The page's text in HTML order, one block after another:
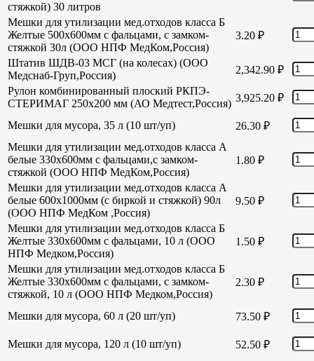
стяжкой) 30 литров
Мешки для утилизации мед.отходов класса Б
Желтые 500х600мм с фальцами, с замком-
стяжкой 30л (ООО НПФ МедКом,Россия)
3.20 ₽
Штатив ШДВ-03 МСГ (на колесах) (ООО
Медснаб-Груп,Россия)
2,342.90 ₽
Рулон комбинированный плоский РКПЭ-
СТЕРИМАГ 250х200 мм (АО Медтест,Россия) 3,925.20 ₽
Мешки для мусора, 35 л (10 шт/уп) 26.30 ₽
Мешки для утилизации мед.отходов класса А
белые 330х600мм с фальцами,с замком-
стяжкой (ООО НПФ МедКом,Россия)
1.80 ₽
Мешки для утилизации мед.отходов класса А
белые 600х1000мм (с биркой и стяжкой) 90л
(ООО НПФ МедКом ,Россия)
9.50 ₽
Мешки для утилизации мед.отходов класса Б
Желтые 330х600мм с фальцами, 10 л (ООО
НПФ Медком,Россия)
1.50 ₽
Мешки для утилизации мед.отходов класса Б
Желтые 330х600мм с фальцами, с замком-
стяжкой, 10 л (ООО НПФ Медком,Россия)
2.30 ₽
Мешки для мусора, 60 л (20 шт/уп) 73.50 ₽
Мешки для мусора, 120 л (10 шт/уп) 52.50 ₽